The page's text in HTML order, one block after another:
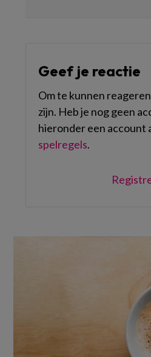
Geef je reactie
Om te kunnen
zijn. Heb je nog geen
hieronder een account
spelregels.